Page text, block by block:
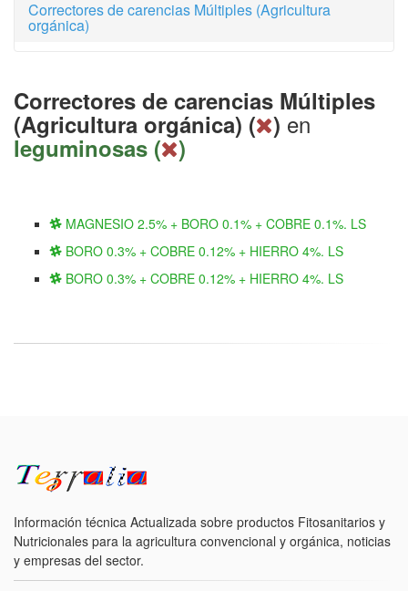
Correctores de carencias Múltiples (Agricultura
orgánica)
Correctores de carencias Múltiples
(Agricultura orgánica) ( ) en
leguminosas ( )
MAGNESIO 2.5% + BORO 0.1% + COBRE 0.1%. LS
BORO 0.3% + COBRE 0.12% + HIERRO 4%. LS
BORO 0.3% + COBRE 0.12% + HIERRO 4%. LS
Información técnica Actualizada sobre productos Fitosanitarios y
Nutricionales para la agricultura convencional y orgánica, noticias
y empresas del sector.